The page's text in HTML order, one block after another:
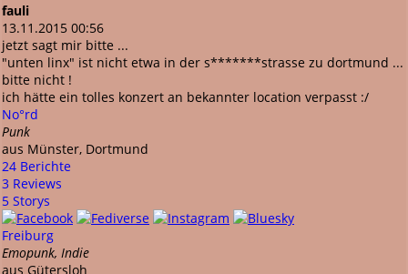
fauli
13.11.2015 00:56
jetzt sagt mir bitte ...
"unten linx" ist nicht etwa in der s*******strasse zu dortmund ...
bitte nicht !
ich hätte ein tolles konzert an bekannter location verpasst :/
No°rd
Punk
aus Münster, Dortmund
24 Berichte
3 Reviews
5 Storys
Freiburg
Emopunk, Indie
aus Gütersloh